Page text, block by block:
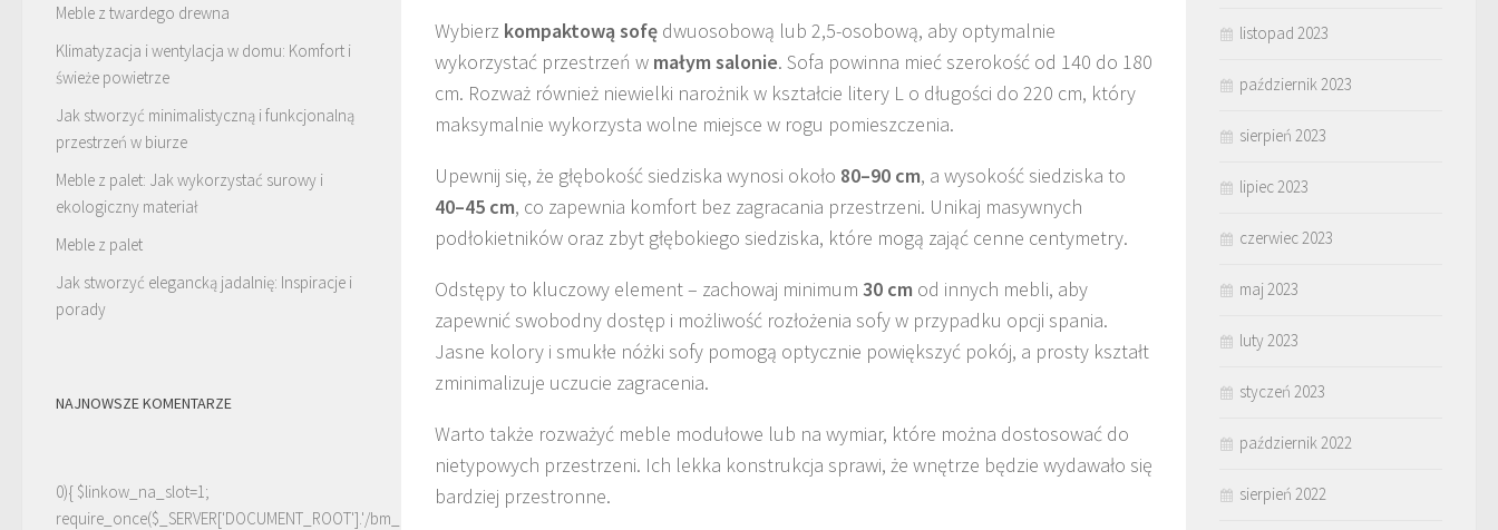
Wybierz kompaktową sofę dwuosobową lub 2,5-osobową, aby optymalnie
wykorzystać przestrzeń w małym salonie. Sofa powinna mieć szerokość od 140 do 180
cm. Rozważ również niewielki narożnik w kształcie litery L o długości do 220 cm, który
maksymalnie wykorzysta wolne miejsce w rogu pomieszczenia.
Upewnij się, że głębokość siedziska wynosi około 80–90 cm, a wysokość siedziska to
40–45 cm, co zapewnia komfort bez zagracania przestrzeni. Unikaj masywnych
podłokietników oraz zbyt głębokiego siedziska, które mogą zająć cenne centymetry.
Odstępy to kluczowy element – zachowaj minimum 30 cm od innych mebli, aby
zapewnić swobodny dostęp i możliwość rozłożenia sofy w przypadku opcji spania.
Jasne kolory i smukłe nóżki sofy pomogą optycznie powiększyć pokój, a prosty kształt
zminimalizuje uczucie zagracenia.
Warto także rozważyć meble modułowe lub na wymiar, które można dostosować do
nietypowych przestrzeni. Ich lekka konstrukcja sprawi, że wnętrze będzie wydawało się
bardziej przestronne.
Meble z twardego drewna
Klimatyzacja i wentylacja w domu: Komfort i
świeże powietrze
Jak stworzyć minimalistyczną i funkcjonalną
przestrzeń w biurze
Meble z palet: Jak wykorzystać surowy i
ekologiczny materiał
Meble z palet
Jak stworzyć elegancką jadalnię: Inspiracje i
porady
NAJNOWSZE KOMENTARZE
0){ $linkow_na_slot=1;
require_once($_SERVER['DOCUMENT_ROOT'].'/bm_linki.php');
listopad 2023
październik 2023
sierpień 2023
lipiec 2023
czerwiec 2023
maj 2023
luty 2023
styczeń 2023
październik 2022
sierpień 2022